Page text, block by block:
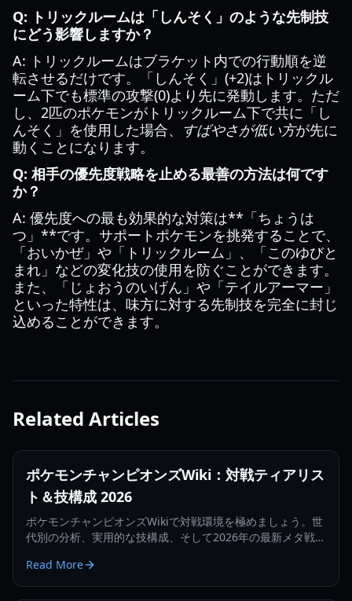
Q: トリックルームは「しんそく」のような先制技
にどう影響しますか？
A: トリックルームはブラケット内での行動順を逆
転させるだけです。「しんそく」(+2)はトリックル
ーム下でも標準の攻撃(0)より先に発動します。ただ
し、2匹のポケモンがトリックルーム下で共に「し
んそく」を使用した場合、
すばやさが低い方が先に
動くことになります。
Q: 相手の優先度戦略を止める最善の方法は何です
か？
A: 優先度への最も効果的な対策は**「ちょうは
つ」**です。サポートポケモンを挑発することで、
「おいかぜ」や「トリックルーム」、「このゆびと
まれ」などの変化技の使用を防ぐことができます。
また、「じょおうのいげん」や「テイルアーマー」
といった特性は、味方に対する先制技を完全に封じ
込めることができます。
Related Articles
ポケモンチャンピオンズWiki：対戦ティアリス
ト＆技構成 2026
ポケモンチャンピオンズWikiで対戦環境を極めましょう。世
代別の分析、実用的な技構成、そして2026年の最新メタ戦略
Read More